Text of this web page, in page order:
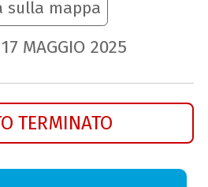
sulla mappa
17 MAGGIO 2025
TERMINATO